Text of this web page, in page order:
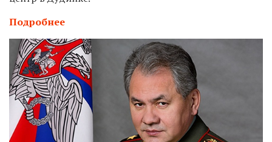
Подробнее